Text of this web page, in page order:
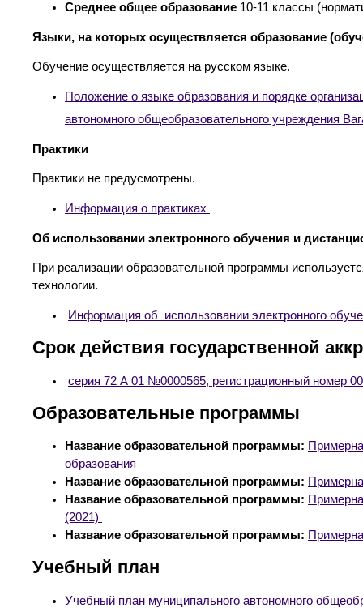
Среднее общее образование 10-11 классы
Языки, на которых осуществляется образование
Обучение осуществляется на русском языке.
Положение о языке образования и порядке
автономного общеобразовательного учреждения
Практики
Практики не предусмотрены.
Информация о практиках
Об использовании электронного обучения и
При реализации образовательной программы
технологии.
Информация об использовании электронного
Срок действия государственной
серия 72 А 01 №0000565, регистрационный номер
Образовательные программы
Название образовательной программы:
образования
Название образовательной программы:
Название образовательной программы:
(2021)
Название образовательной программы:
Учебный план
Учебный план муниципального автономного